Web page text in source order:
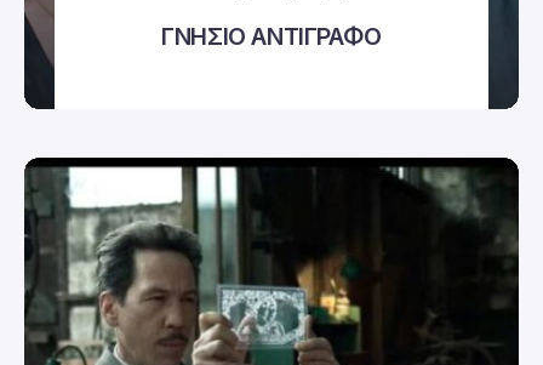
ΓΝΗΣΙΟ ΑΝΤΙΓΡΑΦΟ